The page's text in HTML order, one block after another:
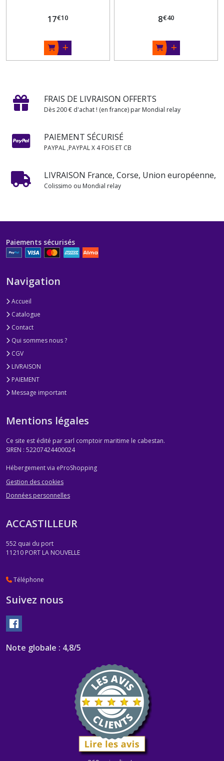
17€10 8€40
FRAIS DE LIVRAISON OFFERTS
Dès 200 € d'achat ! (en france) par Mondial relay
PAIEMENT SÉCURISÉ
PAYPAL ,PAYPAL X 4 FOIS ET CB
LIVRAISON France, Corse, Union européenne,
Colissimo ou Mondial relay
Paiements sécurisés
Navigation
Accueil
Catalogue
Contact
Qui sommes nous ?
CGV
LIVRAISON
PAIEMENT
Message important
Mentions légales
Ce site est édité par sarl comptoir maritime le cabestan.
SIREN : 52207424400024
Hébergement via eProShopping
Gestion des cookies
Données personnelles
ACCASTILLEUR
552 quai du port
11210 PORT LA NOUVELLE
Téléphone
Suivez nous
Note globale : 4,8/5